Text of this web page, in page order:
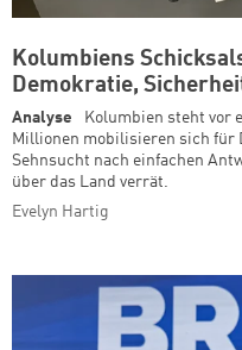
Kolumbiens
Demokratie,
Analyse
Kolumbien steht vor
Millionen mobilisieren sich für
Sehnsucht nach einfachen
über das Land verrät.
Evelyn Hartig